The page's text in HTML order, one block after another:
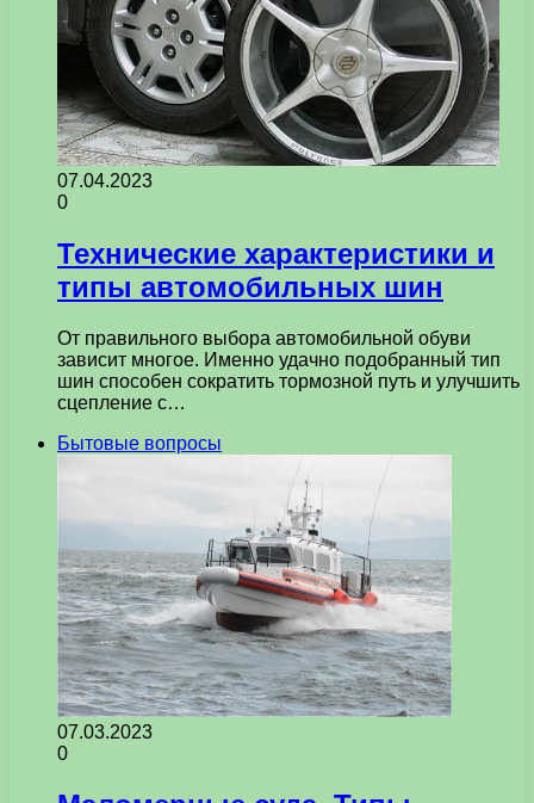
07.04.2023
0
Технические характеристики и
типы автомобильных шин
От правильного выбора автомобильной обуви
зависит многое. Именно удачно подобранный тип
шин способен сократить тормозной путь и улучшить
сцепление с…
Бытовые вопросы
07.03.2023
0